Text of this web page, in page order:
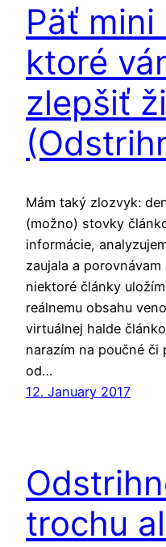
Päť mini
ktoré
zlepšiť
Mám taký zlozvyk:
(možno) stovky
informácie,
zaujala a
niektoré články
reálnemu obsahu
virtuálnej halde
narazím na poučné
od…
12. January 2017
trochu